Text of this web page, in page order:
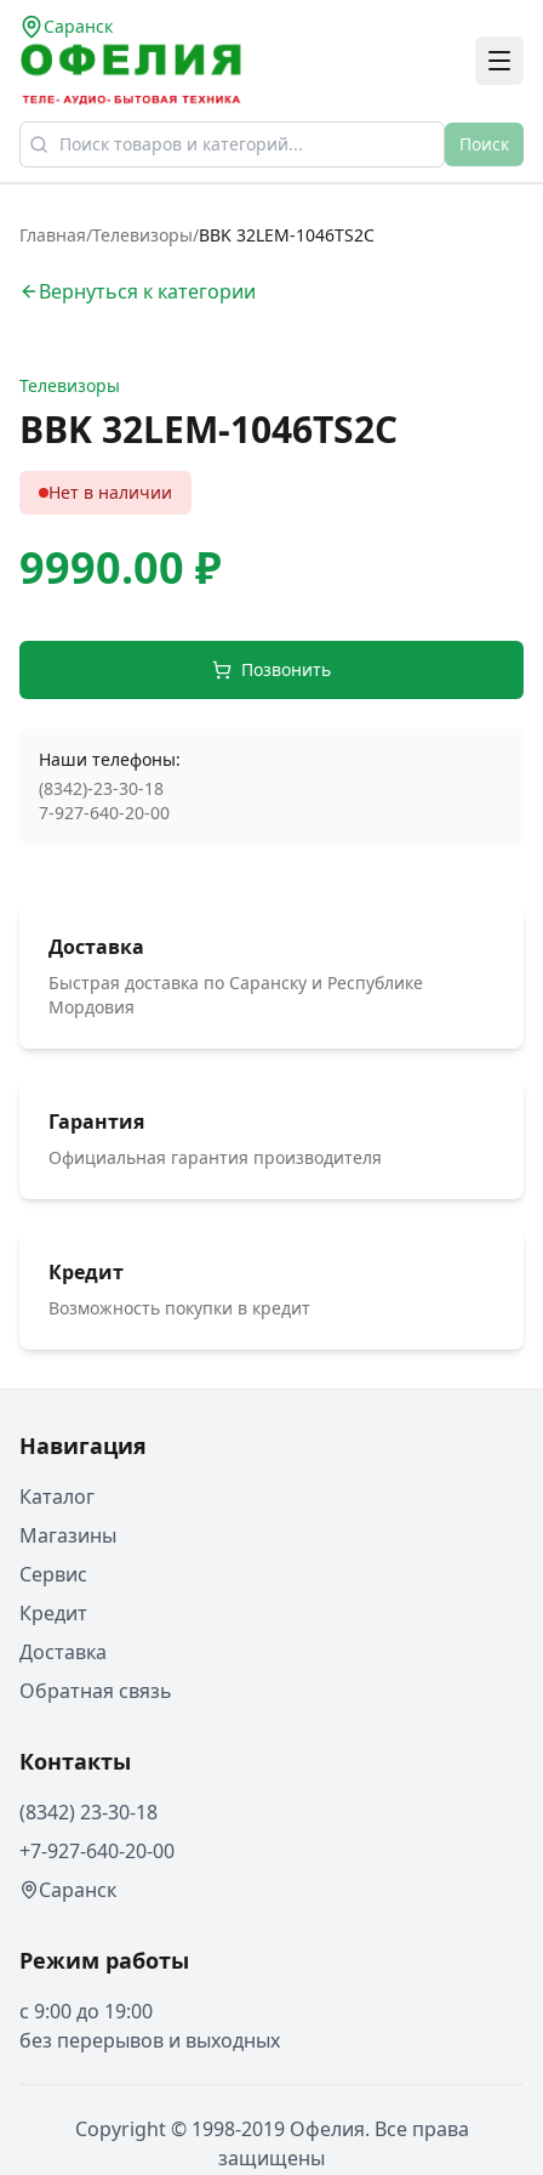
Саранск
Поиск
Главная/Телевизоры/BBK 32LEM-1046TS2C
Вернуться к категории
Телевизоры
BBK 32LEM-1046TS2C
Нет в наличии
9990.00 ₽
Позвонить
Наши телефоны:
(8342)-23-30-18
7-927-640-20-00
Доставка
Быстрая доставка по Саранску и Республике
Мордовия
Гарантия
Официальная гарантия производителя
Кредит
Возможность покупки в кредит
Навигация
Каталог
Магазины
Сервис
Кредит
Доставка
Обратная связь
Контакты
(8342) 23-30-18
+7-927-640-20-00
Саранск
Режим работы
с 9:00 до 19:00
без перерывов и выходных
Copyright © 1998-2019 Офелия. Все права
защищены